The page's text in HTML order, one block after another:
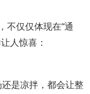
不仅仅体现在“通
人惊喜：
是凉拌，都会让整